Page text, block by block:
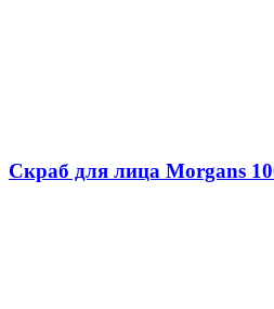
Скраб для лица Morgans